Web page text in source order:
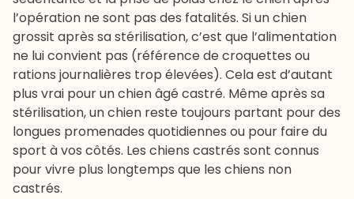
l’opération ne sont pas des fatalités. Si un chien
grossit après sa stérilisation, c’est que l’alimentation
ne lui convient pas (référence de croquettes ou
rations journalières trop élevées). Cela est d’autant
plus vrai pour un chien âgé castré. Même après sa
stérilisation, un chien reste toujours partant pour des
longues promenades quotidiennes ou pour faire du
sport à vos côtés. Les chiens castrés sont connus
pour vivre plus longtemps que les chiens non
castrés.